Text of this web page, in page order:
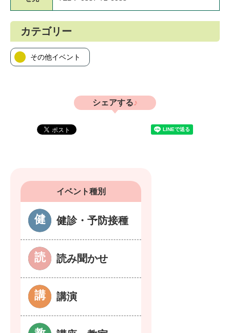
カテゴリー
その他イベント
シェアする
イベント種別
健診・予防接種
読み聞かせ
講演